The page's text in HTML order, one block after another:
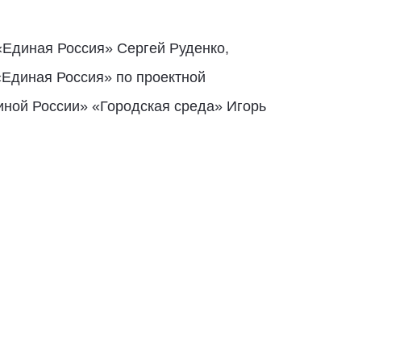
Россия» Сергей Руденко,
Россия» по проектной
России» «Городская среда» Игорь